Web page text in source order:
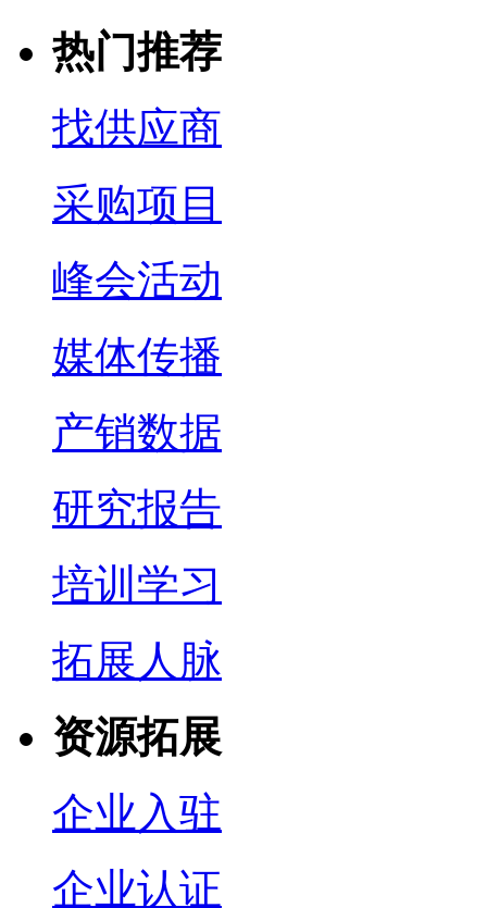
热门推荐
找供应商
采购项目
峰会活动
媒体传播
产销数据
研究报告
培训学习
拓展人脉
资源拓展
企业入驻
企业认证